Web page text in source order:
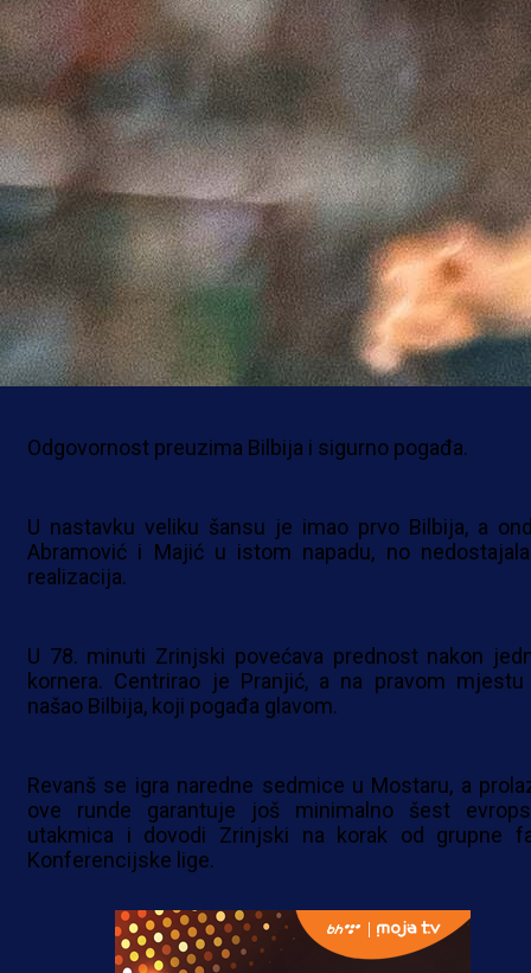
Kvalifikacije za KL
Fudbaleri Zrinjskog savladali su na gostovanju
Virtusa iz San Marina rezultatom 0:2.
Zrinjski je imao posjed lopte, no problem
predstavljala kreacija u napadu.
Kada su svi pomislili da će se s tim rezultatom
poluvrijeme, u finišu prvog dijela oboreno je
Mostaraca Bari i sudija pokazuje na penal.
Odgovornost preuzima Bilbija i sigurno pogađa.
U nastavku veliku šansu je imao prvo Bilbija, a
Abramović i Majić u istom napadu, no
realizacija.
U 78. minuti Zrinjski povećava prednost nakon
kornera. Centrirao je Pranjić, a na pravom
našao Bilbija, koji pogađa glavom.
Revanš se igra naredne sedmice u Mostaru, a
ove runde garantuje još minimalno šest
utakmica i dovodi Zrinjski na korak od grupne
Konferencijske lige.